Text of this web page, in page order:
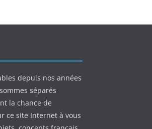
depuis nos années
séparés
la chance de
ce site Internet à vous